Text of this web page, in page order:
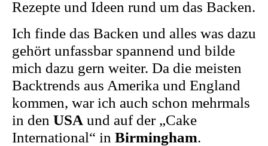
Rezepte und Ideen rund um das Backen.
Ich finde das Backen und alles was dazu
gehört unfassbar spannend und bilde
mich dazu gern weiter. Da die meisten
Backtrends aus Amerika und England
kommen, war ich auch schon mehrmals
in den USA und auf der „Cake
International“ in Birmingham.